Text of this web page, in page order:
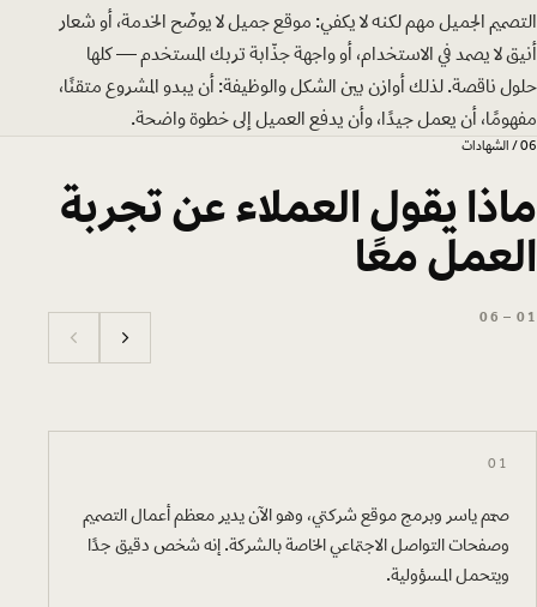
التصميم الجميل مهم لكنه لا يكفي: موقع جميل لا يوضّح الخدمة، أو شعار
أنيق لا يصمد في الاستخدام، أو واجهة جذّابة تربك المستخدم — كلها
حلول ناقصة. لذلك أوازن بين الشكل والوظيفة: أن يبدو المشروع متقنًا،
مفهومًا، أن يعمل جيدًا، وأن يدفع العميل إلى خطوة واضحة.
06 / الشهادات
ماذا يقول العملاء عن تجربة
العمل معًا
01 – 06
01
صمّم ياسر وبرمج موقع شركتي، وهو الآن يدير معظم أعمال التصميم
وصفحات التواصل الاجتماعي الخاصة بالشركة. إنه شخص دقيق جدًا
ويتحمل المسؤولية.